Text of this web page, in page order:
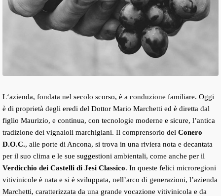
L‘azienda, fondata nel secolo scorso, è a conduzione familiare. Oggi
è di proprietà degli eredi del Dottor Mario Marchetti ed è diretta dal
figlio Maurizio, e continua, con tecnologie moderne e sicure, l’antica
tradizione dei vignaioli marchigiani. Il comprensorio del Conero
D.O.C., alle porte di Ancona, si trova in una riviera nota e decantata
per il suo clima e le sue suggestioni ambientali, come anche per il
Verdicchio dei Castelli di Jesi Classico. In queste felici microregioni
vitivinicole è nata e si è sviluppata, nell’arco di generazioni, l’azienda
Marchetti, caratterizzata da una grande vocazione vitivinicola e da